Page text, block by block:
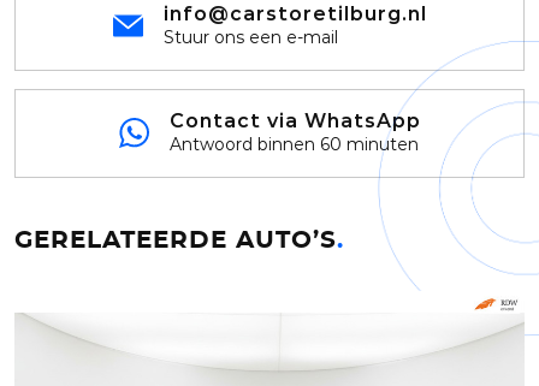
info@carstoretilburg.nl
Stuur ons een e-mail
Contact via WhatsApp
Antwoord binnen 60 minuten
GERELATEERDE AUTO’S.